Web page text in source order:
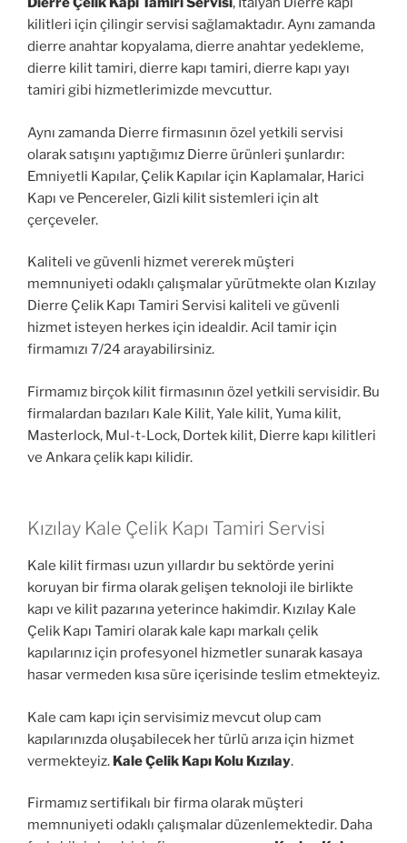
kilitleri için çilingir servisi sağlamaktadır. Aynı zamanda
dierre anahtar kopyalama, dierre anahtar yedekleme,
dierre kilit tamiri, dierre kapı tamiri, dierre kapı yayı
tamiri gibi hizmetlerimizde mevcuttur.
Aynı zamanda Dierre firmasının özel yetkili servisi
olarak satışını yaptığımız Dierre ürünleri şunlardır:
Emniyetli Kapılar, Çelik Kapılar için Kaplamalar, Harici
Kapı ve Pencereler, Gizli kilit sistemleri için alt
çerçeveler.
Kaliteli ve güvenli hizmet vererek müşteri
memnuniyeti odaklı çalışmalar yürütmekte olan Kızılay
Dierre Çelik Kapı Tamiri Servisi kaliteli ve güvenli
hizmet isteyen herkes için idealdir. Acil tamir için
firmamızı 7/24 arayabilirsiniz.
Firmamız birçok kilit firmasının özel yetkili servisidir. Bu
firmalardan bazıları Kale Kilit, Yale kilit, Yuma kilit,
Masterlock, Mul-t-Lock, Dortek kilit, Dierre kapı kilitleri
ve Ankara çelik kapı kilidir.
Kızılay Kale Çelik Kapı Tamiri Servisi
Kale kilit firması uzun yıllardır bu sektörde yerini
koruyan bir firma olarak gelişen teknoloji ile birlikte
kapı ve kilit pazarına yeterince hakimdir. Kızılay Kale
Çelik Kapı Tamiri olarak kale kapı markalı çelik
kapılarınız için profesyonel hizmetler sunarak kasaya
hasar vermeden kısa süre içerisinde teslim etmekteyiz.
Kale cam kapı için servisimiz mevcut olup cam
kapılarınızda oluşabilecek her türlü arıza için hizmet
vermekteyiz. Kale Çelik Kapı Kolu Kızılay.
Firmamız sertifikalı bir firma olarak müşteri
memnuniyeti odaklı çalışmalar düzenlemektedir. Daha